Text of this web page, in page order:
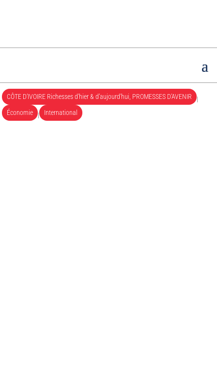
CÔTE D’IVOIRE Richesses d’hier & d’aujourd’hui, PROMESSES D’AVENIR
|
Économie
| International